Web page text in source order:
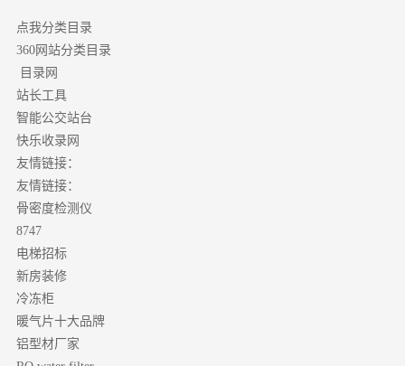
点我分类目录
360网站分类目录
目录网
站长工具
智能公交站台
快乐收录网
友情链接：
友情链接：
骨密度检测仪
8747
电梯招标
新房装修
冷冻柜
暖气片十大品牌
铝型材厂家